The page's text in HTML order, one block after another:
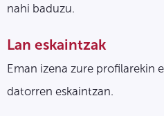
nahi baduzu.
Lan eskaintzak
Eman izena zure profilarekin
datorren eskaintzan.